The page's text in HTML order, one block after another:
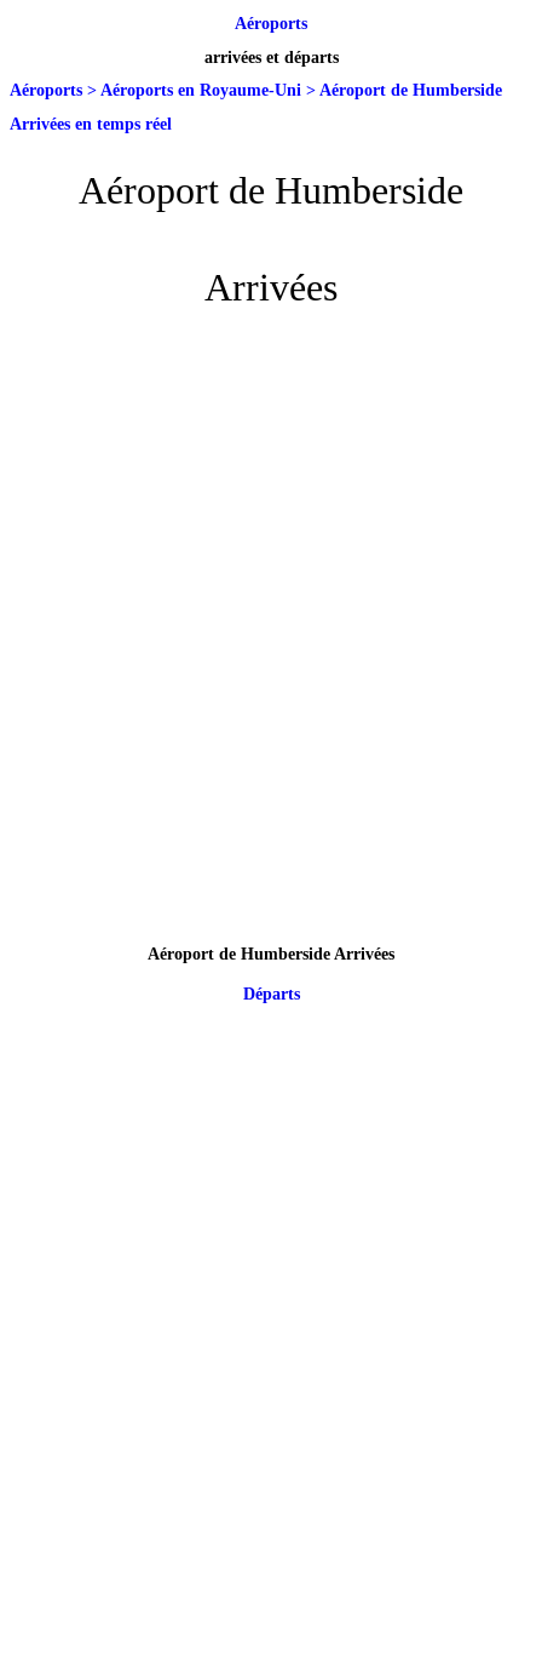
Aéroports
arrivées et départs
Aéroports > Aéroports en Royaume-Uni > Aéroport de Humberside
Arrivées en temps réel
Aéroport de Humberside
Arrivées
Aéroport de Humberside Arrivées
Départs